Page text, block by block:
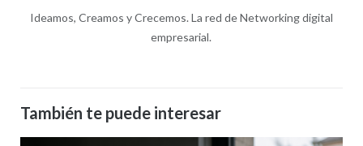
Ideamos, Creamos y Crecemos. La red de Networking digital
empresarial.
También te puede interesar